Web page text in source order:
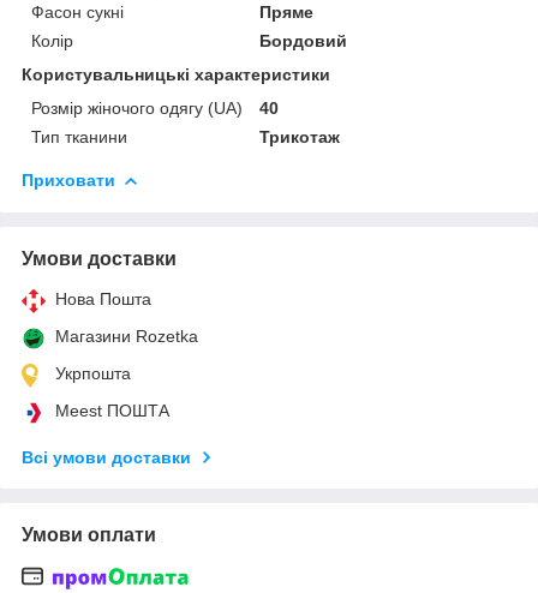
Фасон сукні
Пряме
Колір
Бордовий
Користувальницькі характеристики
Розмір жіночого одягу (UA)
40
Тип тканини
Трикотаж
Приховати
Умови доставки
Нова Пошта
Магазини Rozetka
Укрпошта
Meest ПОШТА
Всі умови доставки
Умови оплати